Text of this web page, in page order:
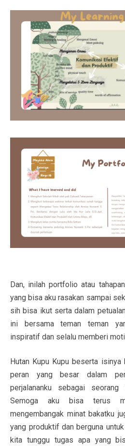
Dan, inilah portfolio atau
yang bisa aku rasakan sampai
sih bisa ikut serta dalam
ini bersama teman teman
inspiratif dan selalu memberi
Hutan Kupu Kupu beserta isinya
peran yang besar dalam
perjalananku sebagai
Semoga aku bisa terus
mengembangak minat bakatku
yang produktif dan berguna
kita tunggu tugas apa yang